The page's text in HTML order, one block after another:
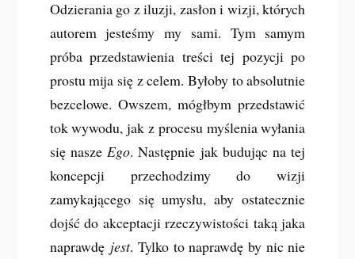
Odzierania go z iluzji, zasłon i wizji, których
autorem jesteśmy my sami. Tym samym
próba przedstawienia treści tej pozycji po
prostu mija się z celem. Byłoby to absolutnie
bezcelowe. Owszem, mógłbym przedstawić
tok wywodu, jak z procesu myślenia wyłania
się naszeEgo. Następnie jak budując na tej
koncepcji przechodzimy do wizji
zamykającego się umysłu, aby ostatecznie
dojść do akceptacji rzeczywistości taką jaka
naprawdę jest. Tylko to naprawdę by nic nie